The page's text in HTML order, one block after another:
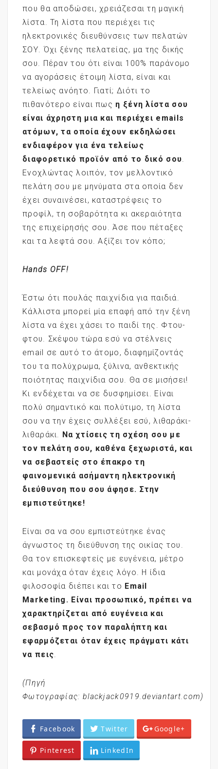
που θα αποδώσει, χρειάζεσαι τη μαγική
λίστα. Τη λίστα που περιέχει τις
ηλεκτρονικές διευθύνσεις των πελατών
ΣΟΥ. Όχι ξένης πελατείας, μα της δικής
σου. Πέραν του ότι είναι 100% παράνομο
να αγοράσεις έτοιμη λίστα, είναι και
τελείως ανόητο. Γιατί; Διότι το
πιθανότερο είναι πως η ξένη λίστα σου
είναι άχρηστη μια και περιέχει emails
ατόμων, τα οποία έχουν εκδηλώσει
ενδιαφέρον για ένα τελείως
διαφορετικό προϊόν από το δικό σου
Ενοχλώντας λοιπόν, τον μελλοντικό
πελάτη σου με μηνύματα στα οποία δεν
έχει συναινέσει, καταστρέφεις το
προφίλ, τη σοβαρότητα κι ακεραιότητα
της επιχείρησής σου. Άσε που πέταξες
και τα λεφτά σου. Αξίζει τον κόπο;
Hands OFF!
Έστω ότι πουλάς παιχνίδια για παιδιά.
Κάλλιστα μπορεί μία επαφή από την ξένη
λίστα να έχει χάσει το παιδί της. Φτου-
φτου. Σκέψου τώρα εσύ να στέλνεις
email σε αυτό το άτομο, διαφημίζοντάς
του τα πολύχρωμα, ξύλινα, ανθεκτικής
ποιότητας παιχνίδια σου. Θα σε μισήσει!
Κι ενδέχεται να σε δυσφημίσει. Είναι
πολύ σημαντικό και πολύτιμο, τη λίστα
σου να την έχεις συλλέξει εσύ, λιθαράκι-
λιθαράκι. Να χτίσεις τη σχέση σου με
τον πελάτη σου, καθένα ξεχωριστά, και
να σεβαστείς στο έπακρο τη
φαινομενικά ασήμαντη ηλεκτρονική
διεύθυνση που σου άφησε. Στην
εμπιστεύτηκε!
Είναι σα να σου εμπιστεύτηκε ένας
άγνωστος τη διεύθυνση της οικίας του.
Θα τον επισκεφτείς με ευγένεια, μέτρο
και μονάχα όταν έχεις λόγο. Η ίδια
φιλοσοφία διέπει και το Email
Marketing . Είναι προσωπικό, πρέπει να
χαρακτηρίζεται από ευγένεια και
σεβασμό προς τον παραλήπτη και
εφαρμόζεται όταν έχεις πράγματι κάτι
να πεις
(Πηγή
Φωτογραφίας: blackjack0919.deviantart.com)
Facebook Twitter Google+
Pinterest LinkedIn